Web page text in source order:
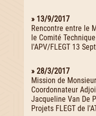
» 13/9/2017
Rencontre entre le
le Comité
l'APV/FLEGT 13
» 28/3/2017
Mission de
Coordonnateur
Jacqueline Van De
Projets FLEGT de